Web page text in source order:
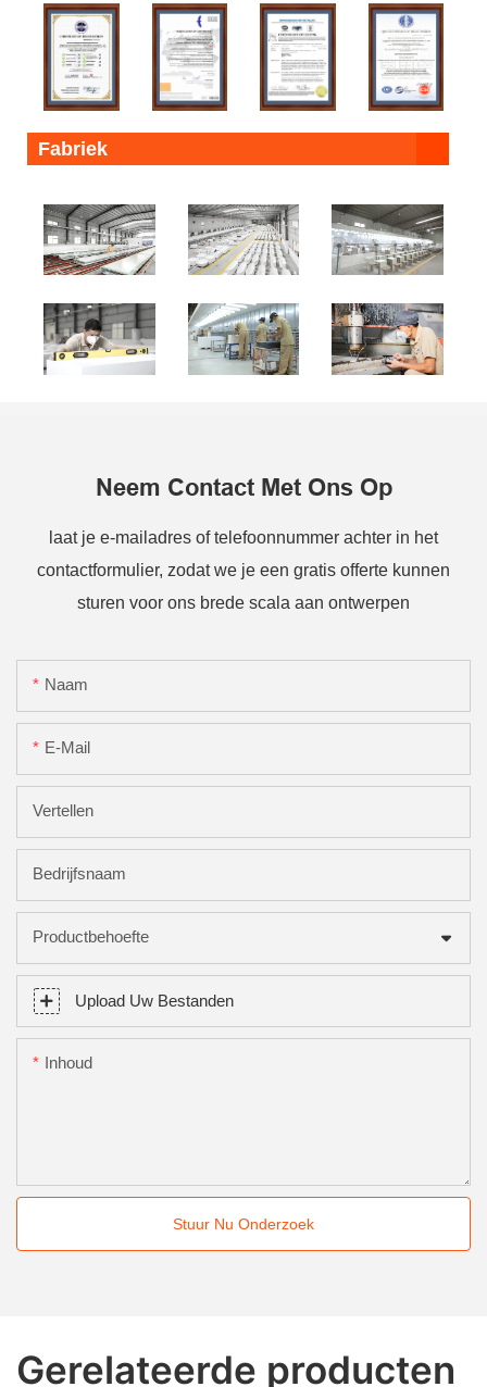
Fabriek
Neem Contact Met Ons Op
laat je e-mailadres of telefoonnummer achter in het
contactformulier, zodat we je een gratis offerte kunnen
sturen voor ons brede scala aan ontwerpen
Naam
E-Mail
Vertellen
Bedrijfsnaam
Productbehoefte
Upload Uw Bestanden
Inhoud
Stuur Nu Onderzoek
Gerelateerde producten